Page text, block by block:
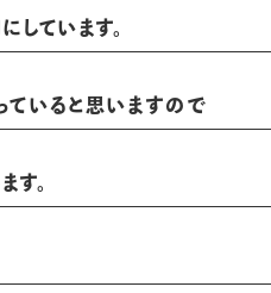
しています。
ていると思いますので
す。